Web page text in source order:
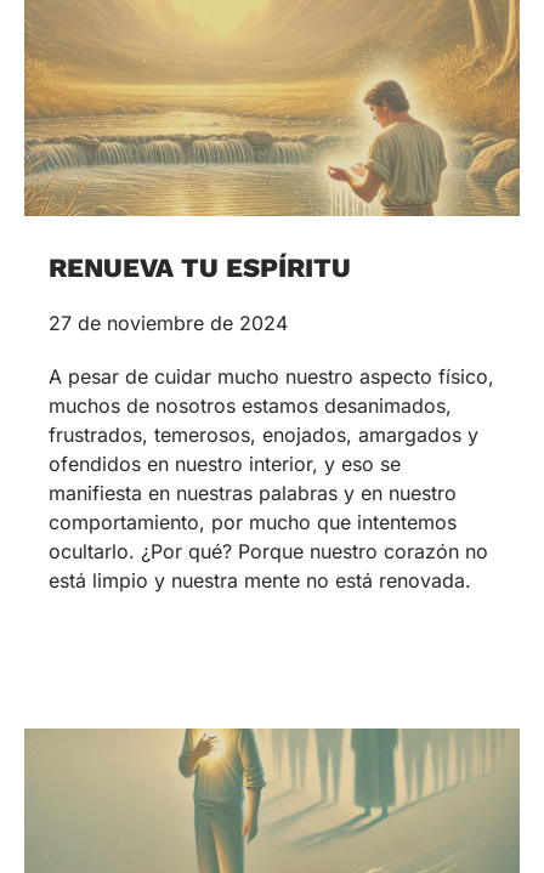
RENUEVA TU ESPÍRITU
27 de noviembre de 2024
A pesar de cuidar mucho nuestro aspecto físico,
muchos de nosotros estamos desanimados,
frustrados, temerosos, enojados, amargados y
ofendidos en nuestro interior, y eso se
manifiesta en nuestras palabras y en nuestro
comportamiento, por mucho que intentemos
ocultarlo. ¿Por qué? Porque nuestro corazón no
está limpio y nuestra mente no está renovada.